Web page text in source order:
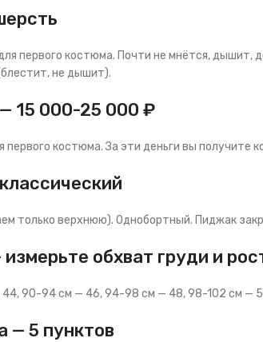
первого костюма. Почти не мнётся, дышит,
не дышит).
15 000-25 000 ₽
костюма. За эти деньги вы получите
только верхнюю). Однобортный. Пиджак
обхват груди и
90-94 см — 46, 94-98 см — 48, 98-102 см —
— 5 пунктов